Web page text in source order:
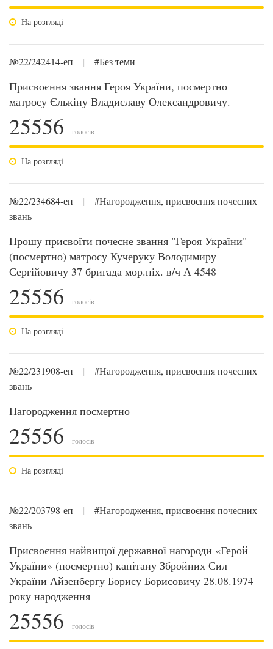
На розгляді
№22/242414-еп | #Без теми
Присвоєння звання Героя України, посмертно
матросу Єлькіну Владиславу Олександровичу.
25556 голосів
На розгляді
№22/234684-еп |
#Нагородження, присвоєння почесних
звань
Прошу присвоїти почесне звання "Героя України"
(посмертно) матросу Кучеруку Володимиру
Сергійовичу 37 бригада мор.піх. в/ч А 4548
25556 голосів
На розгляді
№22/231908-еп |
#Нагородження, присвоєння почесних
звань
Нагородження посмертно
25556 голосів
На розгляді
№22/203798-еп |
#Нагородження, присвоєння почесних
звань
Присвоєння найвищої державної нагороди «Герой
України» (посмертно) капітану Збройних Сил
України Айзенбергу Борису Борисовичу 28.08.1974
року народження
25556 голосів